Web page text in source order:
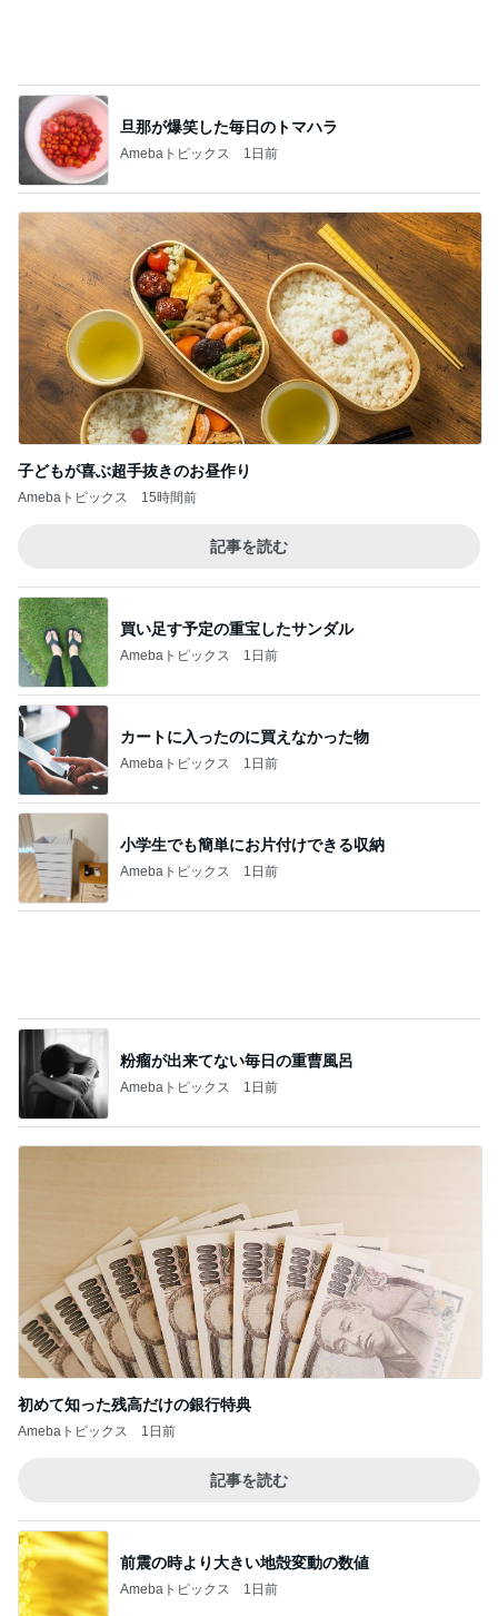
子どもが喜ぶ超手抜きのお昼作り
Amebaトピックス 15時間前
記事を読む
買い足す予定の重宝したサンダル
Amebaトピックス 1日前
Amebaトピックス 1日前
小学生でも簡単にお片付けできる収納
Amebaトピックス 1日前
粉瘤が出来てない毎日の重曹風呂
Amebaトピックス 1日前
1日前
記事を読む
前震の時より大きい地殻変動の数値
Amebaトピックス 1日前